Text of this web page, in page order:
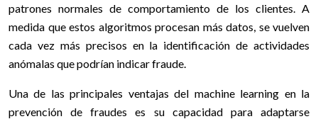
patrones normales de comportamiento de los clientes. A
medida que estos algoritmos procesan más datos, se vuelven
cada vez más precisos en la identificación de actividades
anómalas que podrían indicar fraude.
Una de las principales ventajas del machine learning en la
prevención de fraudes es su capacidad para adaptarse